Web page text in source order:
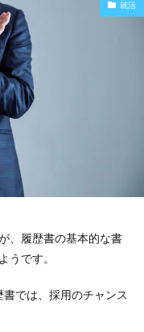
就活
、履歴書の基本的な書
うです。
では、採用のチャンス